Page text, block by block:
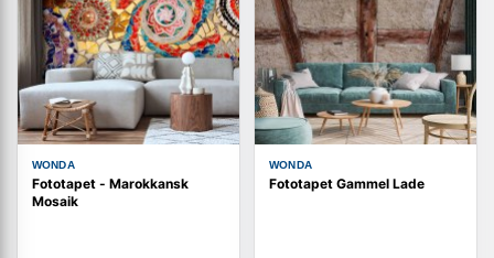
WONDA
Fototapet - Marokkansk
Mosaik
WONDA
Fototapet Gammel Lade